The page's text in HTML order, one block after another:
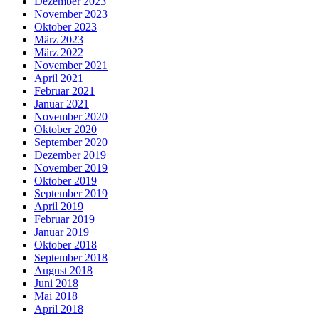
November 2023
Oktober 2023
März 2023
März 2022
November 2021
April 2021
Februar 2021
Januar 2021
November 2020
Oktober 2020
September 2020
Dezember 2019
November 2019
Oktober 2019
September 2019
April 2019
Februar 2019
Januar 2019
Oktober 2018
September 2018
August 2018
Juni 2018
Mai 2018
April 2018